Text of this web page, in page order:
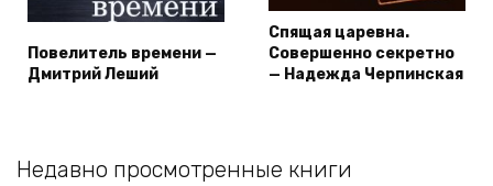
Повелитель времени —
Дмитрий Леший
Спящая царевна.
Совершенно секретно
— Надежда Черпинская
Недавно просмотренные книги